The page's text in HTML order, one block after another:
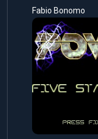
Fabio Bonomo